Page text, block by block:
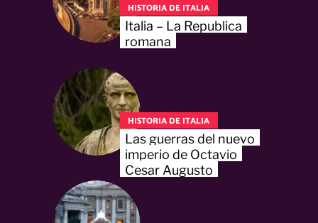
HISTORIA DE ITALIA
Italia – La Republica
romana
HISTORIA DE ITALIA
Las guerras del nuevo
imperio de Octavio
Cesar Augusto